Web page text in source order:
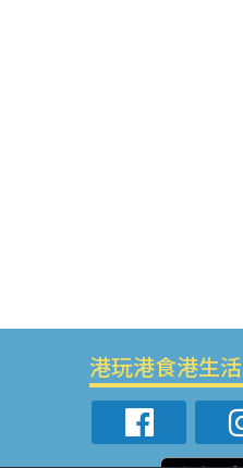
港玩港食港生活